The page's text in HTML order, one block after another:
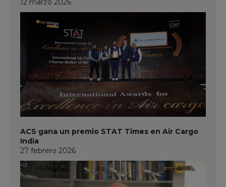
12 marzo 2026
ACS gana un premio STAT Times en Air Cargo
India
27 febrero 2026